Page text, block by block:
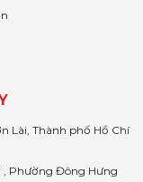
Lài, Thành phố Hồ Chí
, Phường Đông Hưng